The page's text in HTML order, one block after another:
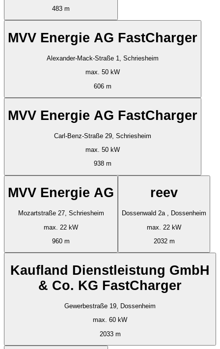
483 m
MVV Energie AG FastCharger
Alexander-Mack-Straße 1, Schriesheim
max. 50 kW
606 m
MVV Energie AG FastCharger
Carl-Benz-Straße 29, Schriesheim
max. 50 kW
938 m
MVV Energie AG
Mozartstraße 27, Schriesheim
max. 22 kW
960 m
reev
Dossenwald 2a , Dossenheim
max. 22 kW
2032 m
Kaufland Dienstleistung GmbH
& Co. KG FastCharger
Gewerbestraße 19, Dossenheim
max. 60 kW
2033 m